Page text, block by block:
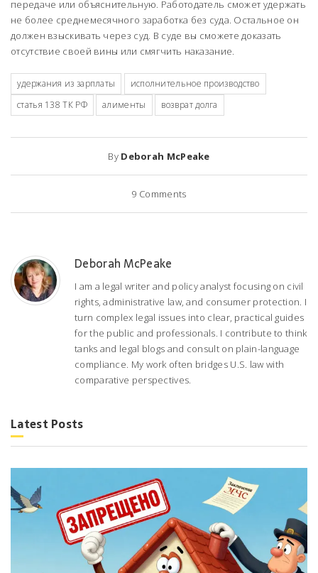
передаче или объяснительную. Работодатель сможет удержать
не более среднемесячного заработка без суда. Остальное он
должен взыскивать через суд. В суде вы сможете доказать
отсутствие своей вины или смягчить наказание.
удержания из зарплаты
исполнительное производство
статья 138 ТК РФ
алименты возврат долга
By Deborah McPeake
9 Comments
Deborah McPeake
I am a legal writer and policy analyst focusing on civil
rights, administrative law, and consumer protection. I
turn complex legal issues into clear, practical guides
for the public and professionals. I contribute to think
tanks and legal blogs and consult on plain-language
compliance. My work often bridges U.S. law with
comparative perspectives.
Latest Posts